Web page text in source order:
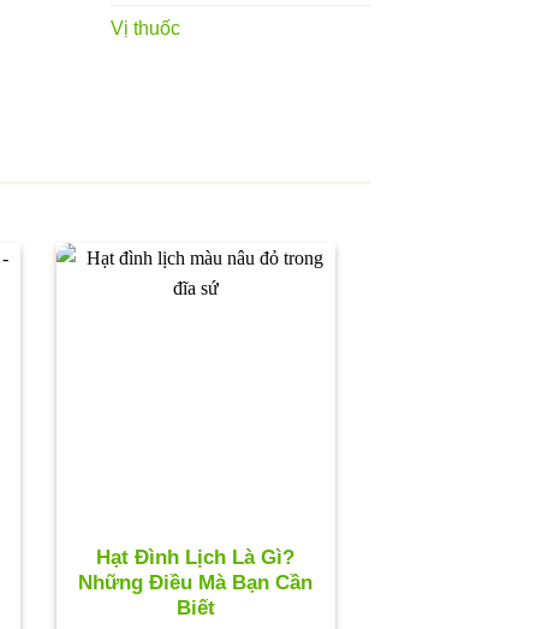
Vị thuốc
Hạt Đình Lịch Là Gì?
Những Điều Mà Bạn Cần
Biết